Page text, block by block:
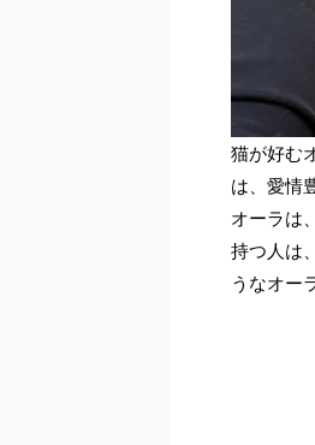
猫が好む
は、愛情
オーラは
持つ人は
うなオー